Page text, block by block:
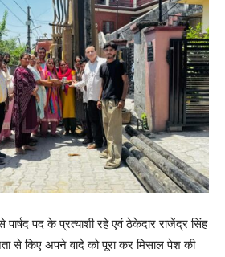
पार्षद पद के प्रत्याशी रहे एवं ठेकेदार राजेंद्र सिंह
से किए अपने वादे को पूरा कर मिसाल पेश की